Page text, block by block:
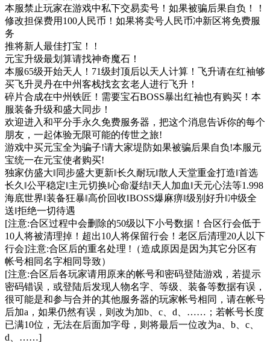
本服禁止玩家在游戏中私下交易卖号！如果被骗后果自负！！
修改担保费用100人民币！如果将卖号人民币冲新区将免费服
务
推将新人最佳打宝！ !
元宝升级最划算请找神奇魔石！
本服65级开始天人！71级封顶后以天人计算！飞升请在红袖够
买飞升灵丹在中州客栈找玄玄老人进行飞升！
碎片合成在中州铁匠！需要宝石BOSS暴出红袖也有购买！本
服装备升级和盛大同步！
欢迎进入和平分手永久免费服务器，把这个消息告诉你的每个
朋友，一起体验无限可能的传世之旅!
游戏中买元宝全为骗子!请大家堤防如果被骗后果自负!本服元
宝统一在元宝使者购买!
独家仿盛大‖同步盛大更新‖长久耐玩‖散人天堂重金打造‖首选
长久‖公平稳定‖主元切换‖心命凝结‖天人加血‖天元心法等1.998
海底世界‖装备狂暴‖高价回收‖BOSS爆麻痹‖级别好升‖冲级全
送‖拒绝一切待遇
[注意:合区过程中会删除的50级以下小号数据！合区行会低于
10人将被清理掉！超出10人将保留行会！老区后清理20人以下
行会]注意:合区后的重名处理 !（造成原因是因为其它分区有
帐号相同名字相同导致）
[注意:合区后各玩家请用原来的帐号和密码登陆游戏，若提示
密码错误，或登陆后发现人物名字、等级、装备等数据有误，
很可能是和参与合并的其他服务器的玩家帐号相同，请在帐号
后加a，如果仍然有误，则改为加b、c、d、……；若帐号长度
已满10位，无法在后面加字母，则将最后一位改为a、b、c、
d、……]